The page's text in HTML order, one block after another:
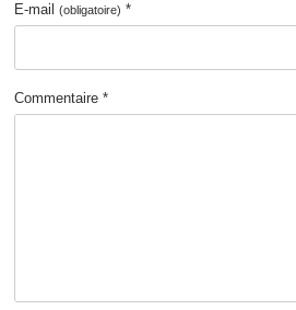
E-mail(obligatoire) *
Commentaire *